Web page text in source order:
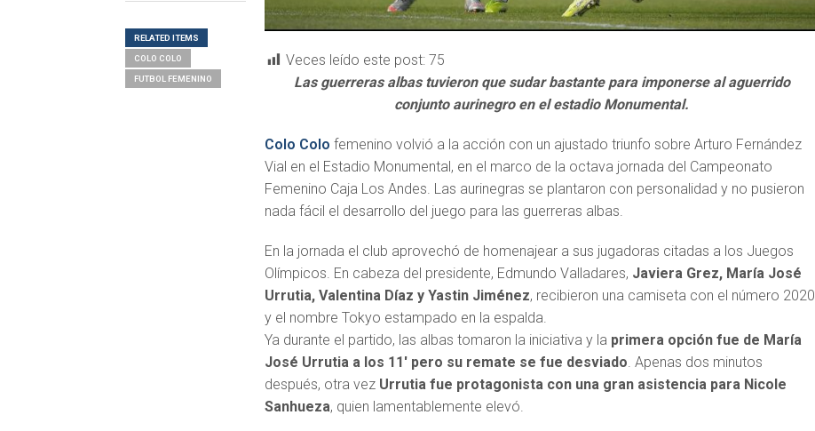
Veces leído este post: 75
Las guerreras albas tuvieron que sudar bastante para imponerse al aguerrido
conjunto aurinegro en el estadio Monumental.
Colo Colo femenino volvió a la acción con un ajustado triunfo sobre Arturo Fernández
Vial en el Estadio Monumental, en el marco de la octava jornada del Campeonato
Femenino Caja Los Andes. Las aurinegras se plantaron con personalidad y no pusieron
nada fácil el desarrollo del juego para las guerreras albas.
En la jornada el club aprovechó de homenajear a sus jugadoras citadas a los Juegos
Olímpicos. En cabeza del presidente, Edmundo Valladares, Javiera Grez, María José
Urrutia, Valentina Díaz y Yastin Jiménez, recibieron una camiseta con el número 2020
y el nombre Tokyo estampado en la espalda.
Ya durante el partido, las albas tomaron la iniciativa y la primera opción fue de María
José Urrutia a los 11′ pero su remate se fue desviado. Apenas dos minutos
después, otra vez Urrutia fue protagonista con una gran asistencia para Nicole
Sanhueza, quien lamentablemente elevó.
RELATED ITEMS
COLO COLO
FUTBOL FEMENINO